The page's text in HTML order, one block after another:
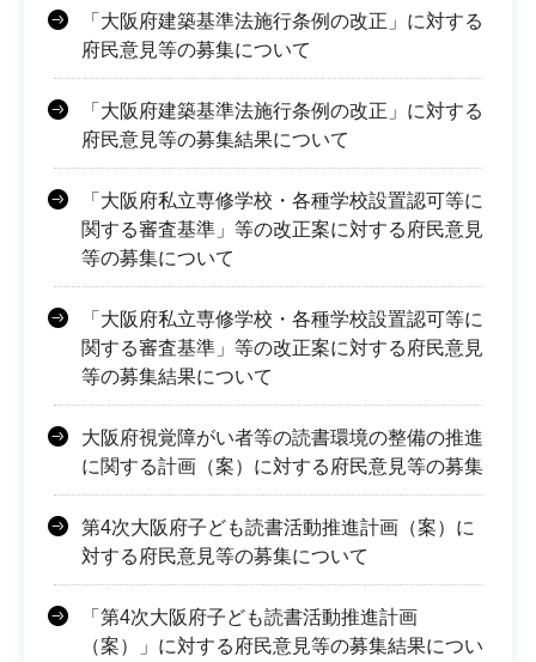
「大阪府建築基準法施行条例の改正」に対する
府民意見等の募集について
「大阪府建築基準法施行条例の改正」に対する
府民意見等の募集結果について
「大阪府私立専修学校・各種学校設置認可等に
関する審査基準」等の改正案に対する府民意見
等の募集について
「大阪府私立専修学校・各種学校設置認可等に
関する審査基準」等の改正案に対する府民意見
等の募集結果について
大阪府視覚障がい者等の読書環境の整備の推進
に関する計画（案）に対する府民意見等の募集
第4次大阪府子ども読書活動推進計画（案）に
対する府民意見等の募集について
「第4次大阪府子ども読書活動推進計画
（案）」に対する府民意見等の募集結果につい